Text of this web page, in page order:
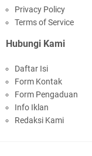
Lingkungan
Privacy Policy
Terms of Service
Hubungi Kami
Daftar Isi
Form Kontak
Form Pengaduan
Info Iklan
Redaksi Kami